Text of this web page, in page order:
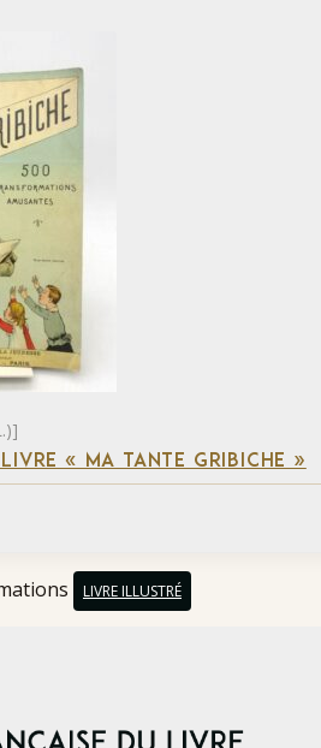
« MA TANTE GRIBICHE »
LIVRE ILLUSTRÉ